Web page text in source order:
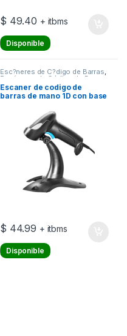
$ 49.40 + itbms
Disponible
Esc?neres de C?digo de Barras,
Escáneres de Código de Barras
Escaner de codigo de
barras de mano 1D con base
$ 44.99 + itbms
Disponible